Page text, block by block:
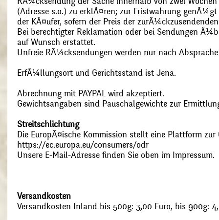
(Adresse s.o.) zu erklÃ¤ren; zur Fristwahrung
der KÃ¤ufer, sofern der Preis der
Bei berechtigter Reklamation oder bei Sendungen
auf Wunsch erstattet.
Unfreie RÃ¼cksendungen werden nur nach
ErfÃ¼llungsort und Gerichtsstand ist Jena.
Abrechnung mit PAYPAL wird akzeptiert.
Gewichtsangaben sind Pauschalgewichte zur
Streitschlichtung
Die EuropÃ¤ische Kommission stellt eine Plattform
https://ec.europa.eu/consumers/odr
Unsere E-Mail-Adresse finden Sie oben im Impressum.
Versandkosten
Versandkosten Inland bis 500g: 3,00 Euro, bis 900g: